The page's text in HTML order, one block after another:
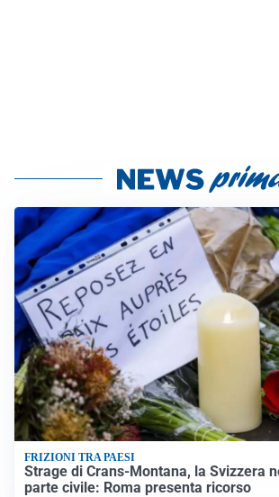
FRIZIONI TRA PAESI
Strage di Crans-Montana, la Svizzera
parte civile: Roma presenta ricorso